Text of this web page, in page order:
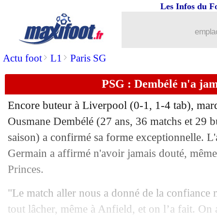
Actu foot> L1 > Paris SG
Les Infos du
PSG : Dembélé n'a
Encore buteur à Liverpool (0-1, 1-4 tab),
Ousmane Dembélé (27 ans, 36 matchs et 29
saison) a confirmé sa forme exceptionnelle.
Germain a affirmé n'avoir jamais douté,
Princes.
"Le match aller nous a donné de la
tout lâcher, même à Anfield, et on l’a fait.
: France ou Maroc, Bouaddi n'a
12/03 Juve: Pioli également dans les petits
12/03 Atletico: Simeone annonce la couleur
12/03 ASSE: Bentayg vendu à Zamalek
12/03 OM : Rongier aurait dû être exclu,
12/03 LdC
Bayern : la fin du feuilleton